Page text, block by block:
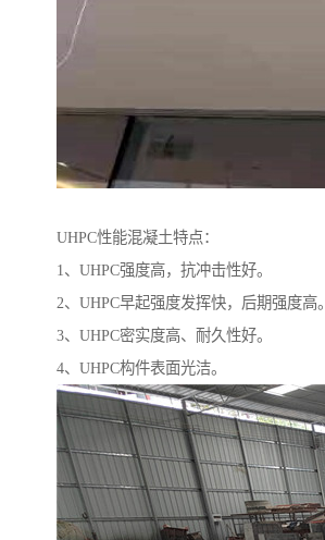
UHPC性能混凝土特点：
1、UHPC强度高，抗冲击性好。
2、UHPC早起强度发挥快，后期强度高。
3、UHPC密实度高、耐久性好。
4、UHPC构件表面光洁。